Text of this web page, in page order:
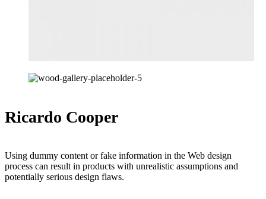
Ricardo Cooper
Using dummy content or fake information in the Web design
process can result in products with unrealistic assumptions and
potentially serious design flaws.